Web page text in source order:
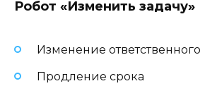
Робот «Изменить задачу»
Изменение ответственного
Продление срока